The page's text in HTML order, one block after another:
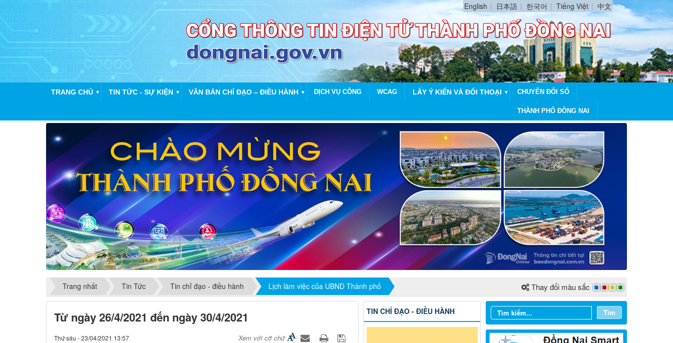
English 日本語 한국어 Tiếng Việt 中文
TRANG CHỦ ▼ TIN TỨC - SỰ KIỆN ▼ VĂN BẢN CHỈ ĐẠO – ĐIỀU HÀNH ▼ DỊCH VỤ CÔNG WCAG LẤY Ý KIẾN VÀ ĐỐI THOẠI ▼ CHUYỂN ĐỔI SỐ
THÀNH PHỐ ĐỒNG NAI
Trang nhất Tin Tức Tin chỉ đạo - điều hành Lịch làm việc của UBND Thành phố Thay đổi màu sắc
Từ ngày 26/4/2021 đến ngày 30/4/2021
Thứ sáu - 23/04/2021 13:57 Xem với cỡ chữ
Tìm
TIN CHỈ ĐẠO - ĐIỀU HÀNH